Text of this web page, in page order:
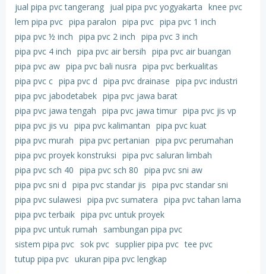
jual pipa pvc tangerang jual pipa pvc yogyakarta knee pvc
lem pipa pvc pipa paralon pipa pvc pipa pvc 1 inch
pipa pvc ½ inch pipa pvc 2 inch pipa pvc 3 inch
pipa pvc 4 inch pipa pvc air bersih pipa pvc air buangan
pipa pvc aw pipa pvc bali nusra pipa pvc berkualitas
pipa pvc c pipa pvc d pipa pvc drainase pipa pvc industri
pipa pvc jabodetabek pipa pvc jawa barat
pipa pvc jawa tengah pipa pvc jawa timur pipa pvc jis vp
pipa pvc jis vu pipa pvc kalimantan pipa pvc kuat
pipa pvc murah pipa pvc pertanian pipa pvc perumahan
pipa pvc proyek konstruksi pipa pvc saluran limbah
pipa pvc sch 40 pipa pvc sch 80 pipa pvc sni aw
pipa pvc sni d pipa pvc standar jis pipa pvc standar sni
pipa pvc sulawesi pipa pvc sumatera pipa pvc tahan lama
pipa pvc terbaik pipa pvc untuk proyek
pipa pvc untuk rumah
sambungan pipa pvc
sistem pipa pvc sok pvc supplier pipa pvc tee pvc
tutup pipa pvc ukuran pipa pvc lengkap